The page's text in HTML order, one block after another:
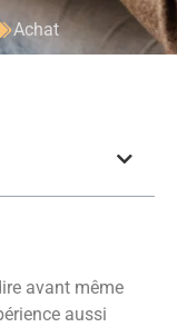
Achat
avant même
aussi